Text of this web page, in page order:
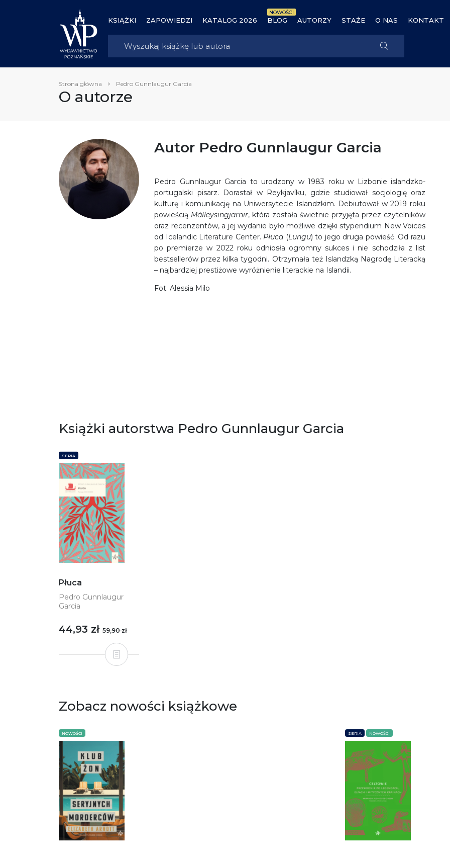
KSIĄŻKI ZAPOWIEDZI KATALOG 2026 BLOG
NOWOŚCI
AUTORZY STAŻE O NAS KONTAKT
Strona główna Pedro Gunnlaugur Garcia
O autorze
Autor Pedro Gunnlaugur Garcia
Pedro Gunnlaugur Garcia to urodzony w 1983 roku w Lizbonie islandzko-
portugalski pisarz. Dorastał w Reykjavíku, gdzie studiował socjologię oraz
kulturę i komunikację na Uniwersytecie Islandzkim. Debiutował w 2019 roku
powieścią Málleysingjarnir, która została świetnie przyjęta przez czytelników
oraz recenzentów, a jej wydanie było możliwe dzięki stypendium New Voices
od Icelandic Literature Center. Płuca (Lungu) to jego druga powieść. Od razu
po premierze w 2022 roku odniosła ogromny sukces i nie schodziła z list
bestsellerów przez kilka tygodni. Otrzymała też Islandzką Nagrodę Literacką
– najbardziej prestiżowe wyróżnienie literackie na Islandii.
Fot. Alessia Milo
Książki autorstwa Pedro Gunnlaugur Garcia
SERIA
Płuca
Pedro Gunnlaugur
Garcia
44,93 zł 59,90 zł
Zobacz nowości książkowe
NOWOŚCI SERIA NOWOŚCI